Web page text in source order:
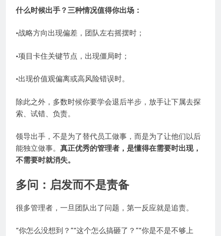
什么时候出手？三种情况值得你出场：
·战略方向出现偏差，团队左右摇摆时；
·项目卡住关键节点，出现僵局时；
·出现价值观偏离或高风险错误时。
除此之外，多数时候你要学会退后半步，放手让下属去探
索、试错、负责。
领导出手，不是为了替代员工做事，而是为了让他们以后
能独立做事。 真正优秀的管理者，是懂得在需要时出现，
不需要时就消失。
多问：启发而不是责备
很多管理者，一旦团队出了问题，第一反应就是追责。
“你怎么没想到？”“这个怎么搞砸了？”“你是不是不够上